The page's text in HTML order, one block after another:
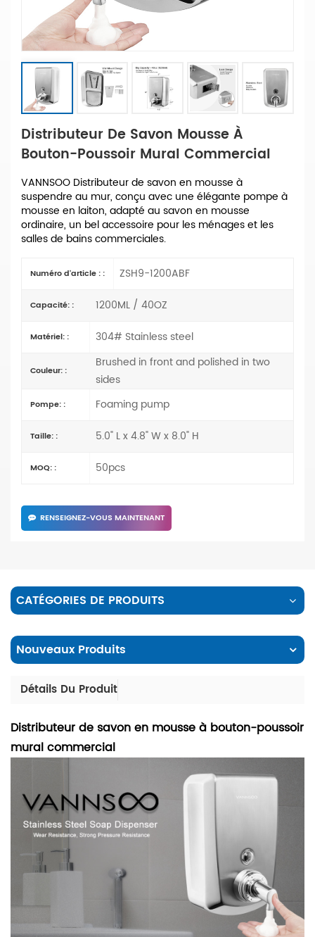
Distributeur De Savon Mousse À
Bouton-Poussoir Mural Commercial
VANNSOO Distributeur de savon en mousse à
suspendre au mur, conçu avec une élégante pompe à
mousse en laiton, adapté au savon en mousse
ordinaire, un bel accessoire pour les ménages et les
salles de bains commerciales.
Numéro d'article : : ZSH9-1200ABF
Capacité: : 1200ML / 40OZ
Matériel: : 304# Stainless steel
Couleur: :
Brushed in front and polished in two
sides
Pompe: : Foaming pump
Taille: : 5.0" L x 4.8" W x 8.0" H
MOQ: : 50pcs
RENSEIGNEZ-VOUS MAINTENANT
CATÉGORIES DE PRODUITS
Nouveaux Produits
Détails Du Produit
Distributeur de savon en mousse à bouton-poussoir
mural commercial